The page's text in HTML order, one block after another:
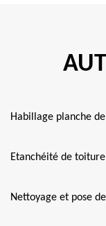
Habillage planche
Etanchéité de
Nettoyage et pose